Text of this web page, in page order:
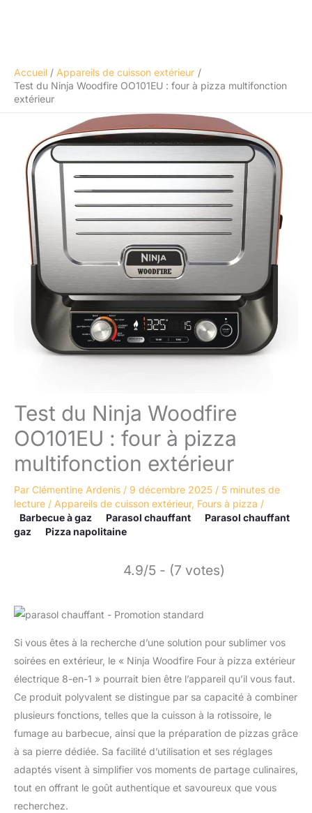
Accueil
Appareils de cuisson extérieur
Test du Ninja Woodfire OO101EU : four à pizza multifonction
extérieur
Test du Ninja Woodfire
OO101EU : four à pizza
multifonction extérieur
Par Clémentine Ardenis / 9 décembre 2025 / 5 minutes de
lecture / Appareils de cuisson extérieur, Fours à pizza /
Barbecue à gaz
Parasol chauffant
Parasol chauffant
gaz
Pizza napolitaine
4.9/5 - (7 votes)
Si vous êtes à la recherche d’une solution pour sublimer vos
soirées en extérieur, le « Ninja Woodfire Four à pizza extérieur
électrique 8-en-1 » pourrait bien être l’appareil qu’il vous faut.
Ce produit polyvalent se distingue par sa capacité à combiner
plusieurs fonctions, telles que la cuisson à la rotissoire, le
fumage au barbecue, ainsi que la préparation de pizzas grâce
à sa pierre dédiée. Sa facilité d’utilisation et ses réglages
adaptés visent à simplifier vos moments de partage culinaires,
tout en offrant le goût authentique et savoureux que vous
recherchez.